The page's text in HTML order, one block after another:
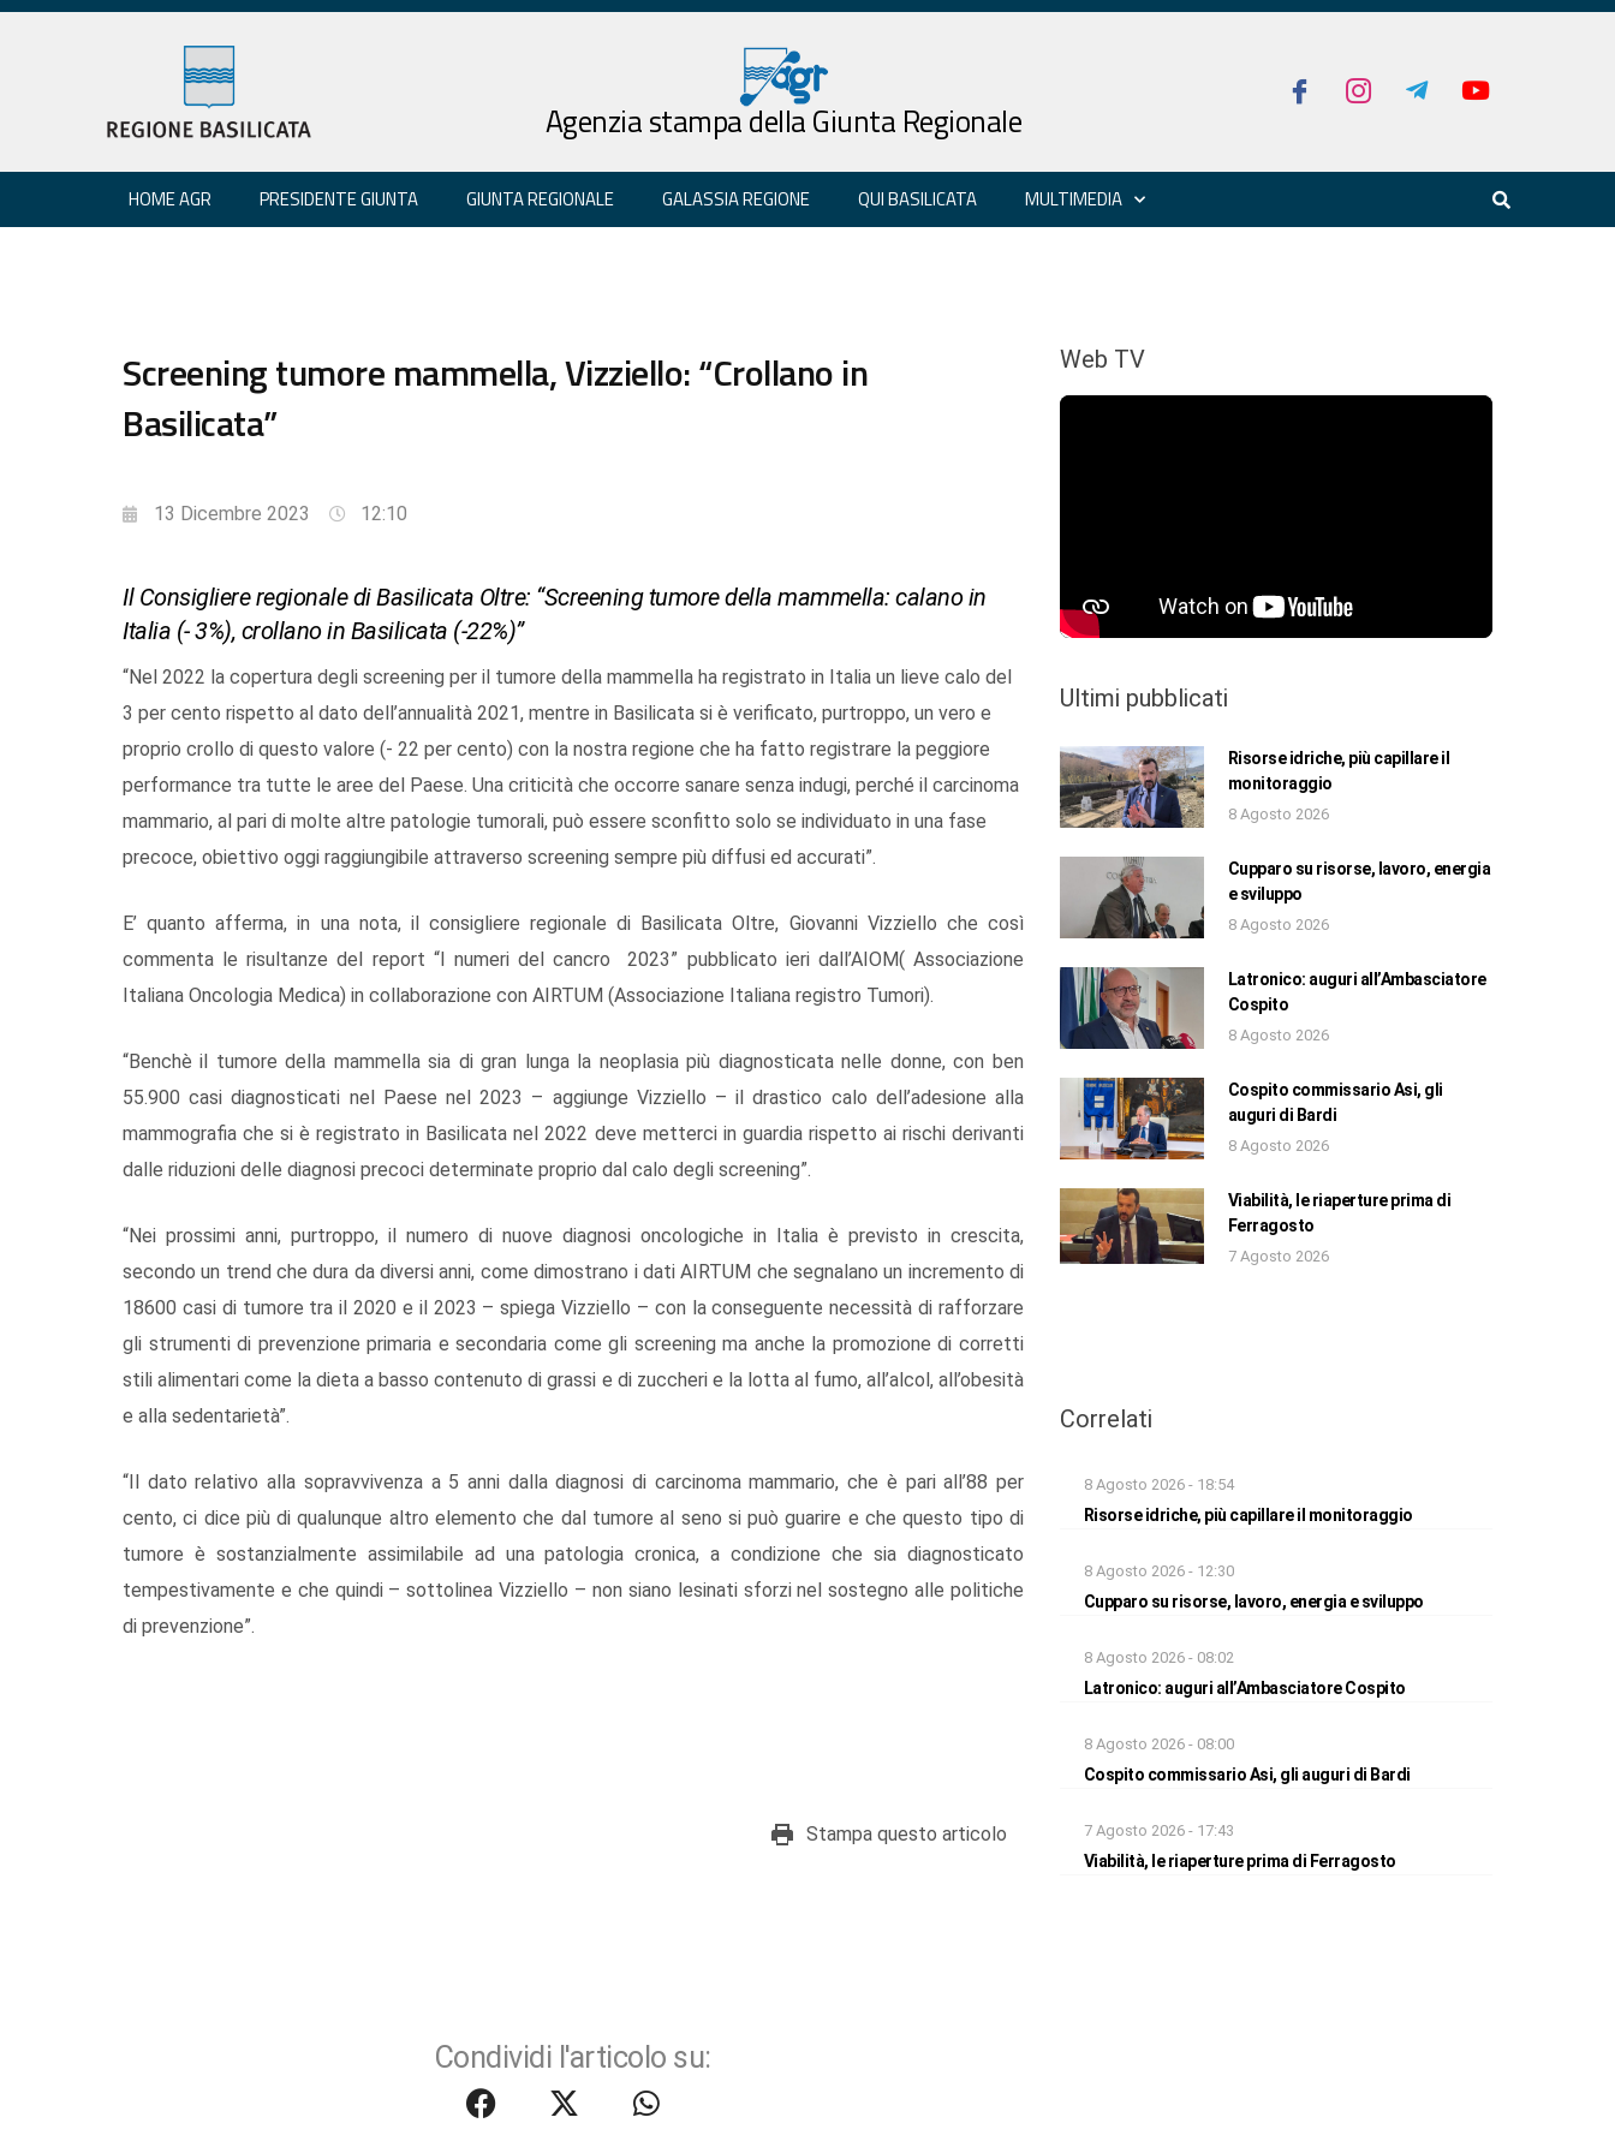
Agenzia stampa della Giunta Regionale
HOME AGR PRESIDENTE GIUNTA GIUNTA REGIONALE GALASSIA REGIONE QUI BASILICATA MULTIMEDIA
Screening tumore mammella, Vizziello: “Crollano in
Basilicata”
13 Dicembre 2023 12:10
Il Consigliere regionale di Basilicata Oltre: “Screening tumore della mammella: calano in
Italia (- 3%), crollano in Basilicata (-22%)”
“Nel 2022 la copertura degli screening per il tumore della mammella ha registrato in Italia un lieve calo del
3 per cento rispetto al dato dell’annualità 2021, mentre in Basilicata si è verificato, purtroppo, un vero e
proprio crollo di questo valore (- 22 per cento) con la nostra regione che ha fatto registrare la peggiore
performance tra tutte le aree del Paese. Una criticità che occorre sanare senza indugi, perché il carcinoma
mammario, al pari di molte altre patologie tumorali, può essere sconfitto solo se individuato in una fase
precoce, obiettivo oggi raggiungibile attraverso screening sempre più diffusi ed accurati”.
E’ quanto afferma, in una nota, il consigliere regionale di Basilicata Oltre, Giovanni Vizziello che così
commenta le risultanze del report “I numeri del cancro 2023” pubblicato ieri dall’AIOM( Associazione
Italiana Oncologia Medica) in collaborazione con AIRTUM (Associazione Italiana registro Tumori).
“Benchè il tumore della mammella sia di gran lunga la neoplasia più diagnosticata nelle donne, con ben
55.900 casi diagnosticati nel Paese nel 2023 – aggiunge Vizziello – il drastico calo dell’adesione alla
mammografia che si è registrato in Basilicata nel 2022 deve metterci in guardia rispetto ai rischi derivanti
dalle riduzioni delle diagnosi precoci determinate proprio dal calo degli screening”.
“Nei prossimi anni, purtroppo, il numero di nuove diagnosi oncologiche in Italia è previsto in crescita,
secondo un trend che dura da diversi anni, come dimostrano i dati AIRTUM che segnalano un incremento di
18600 casi di tumore tra il 2020 e il 2023 – spiega Vizziello – con la conseguente necessità di rafforzare
gli strumenti di prevenzione primaria e secondaria come gli screening ma anche la promozione di corretti
stili alimentari come la dieta a basso contenuto di grassi e di zuccheri e la lotta al fumo, all’alcol, all’obesità
e alla sedentarietà”.
“Il dato relativo alla sopravvivenza a 5 anni dalla diagnosi di carcinoma mammario, che è pari all’88 per
cento, ci dice più di qualunque altro elemento che dal tumore al seno si può guarire e che questo tipo di
tumore è sostanzialmente assimilabile ad una patologia cronica, a condizione che sia diagnosticato
tempestivamente e che quindi – sottolinea Vizziello – non siano lesinati sforzi nel sostegno alle politiche
di prevenzione”.
Stampa questo articolo
Condividi l'articolo su:
Web TV
Ultimi pubblicati
Risorse idriche, più capillare il
monitoraggio
8 Agosto 2026
Cupparo su risorse, lavoro, energia
e sviluppo
8 Agosto 2026
Latronico: auguri all’Ambasciatore
Cospito
8 Agosto 2026
Cospito commissario Asi, gli
auguri di Bardi
8 Agosto 2026
Viabilità, le riaperture prima di
Ferragosto
7 Agosto 2026
Correlati
8 Agosto 2026 - 18:54
Risorse idriche, più capillare il monitoraggio
8 Agosto 2026 - 12:30
Cupparo su risorse, lavoro, energia e sviluppo
8 Agosto 2026 - 08:02
Latronico: auguri all’Ambasciatore Cospito
8 Agosto 2026 - 08:00
Cospito commissario Asi, gli auguri di Bardi
7 Agosto 2026 - 17:43
Viabilità, le riaperture prima di Ferragosto